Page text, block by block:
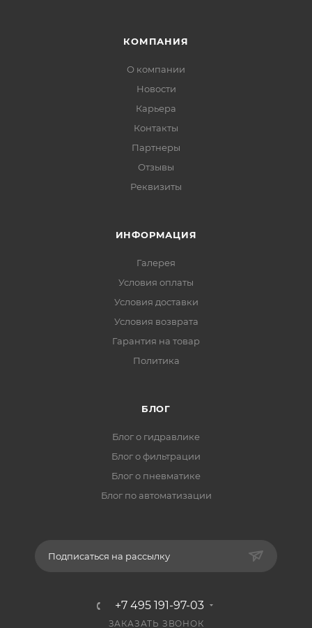
КОМПАНИЯ
О компании
Новости
Карьера
Контакты
Партнеры
Отзывы
Реквизиты
ИНФОРМАЦИЯ
Галерея
Условия оплаты
Условия доставки
Условия возврата
Гарантия на товар
Политика
БЛОГ
Блог о гидравлике
Блог о фильтрации
Блог о пневматике
Блог по автоматизации
Подписаться на рассылку
+7 495 191-97-03
ЗАКАЗАТЬ ЗВОНОК